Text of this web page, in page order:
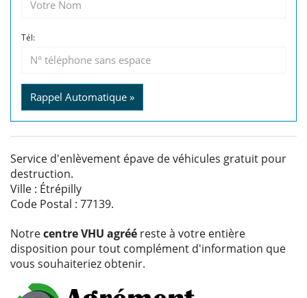
Tél:
Rappel Automatique »
Service d'enlèvement épave de véhicules gratuit pour
destruction.
Ville : Étrépilly
Code Postal : 77139.
Notrecentre VHU agréé reste à votre entière
disposition pour tout complément d'information que
vous souhaiteriez obtenir.